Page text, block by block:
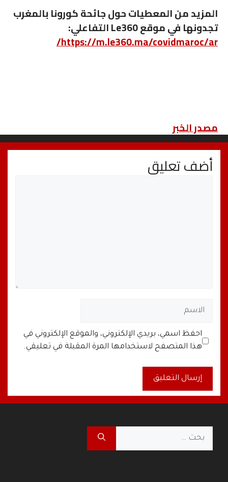
المزيد من المعطيات حول جائحة كورونا بالمغرب
تجدونها في موقع Le360 التفاعلي:
https://m.le360.ma/covidmaroc/ar/
مصدر الخبر
أضف تعليق
الاسم
البريد
الإلكتروني
الموقع
الإلكتروني
احفظ اسمي، بريدي الإلكتروني، والموقع الإلكتروني في
هذا المتصفح لاستخدامها المرة المقبلة في تعليقي.
A
t
r
البحث